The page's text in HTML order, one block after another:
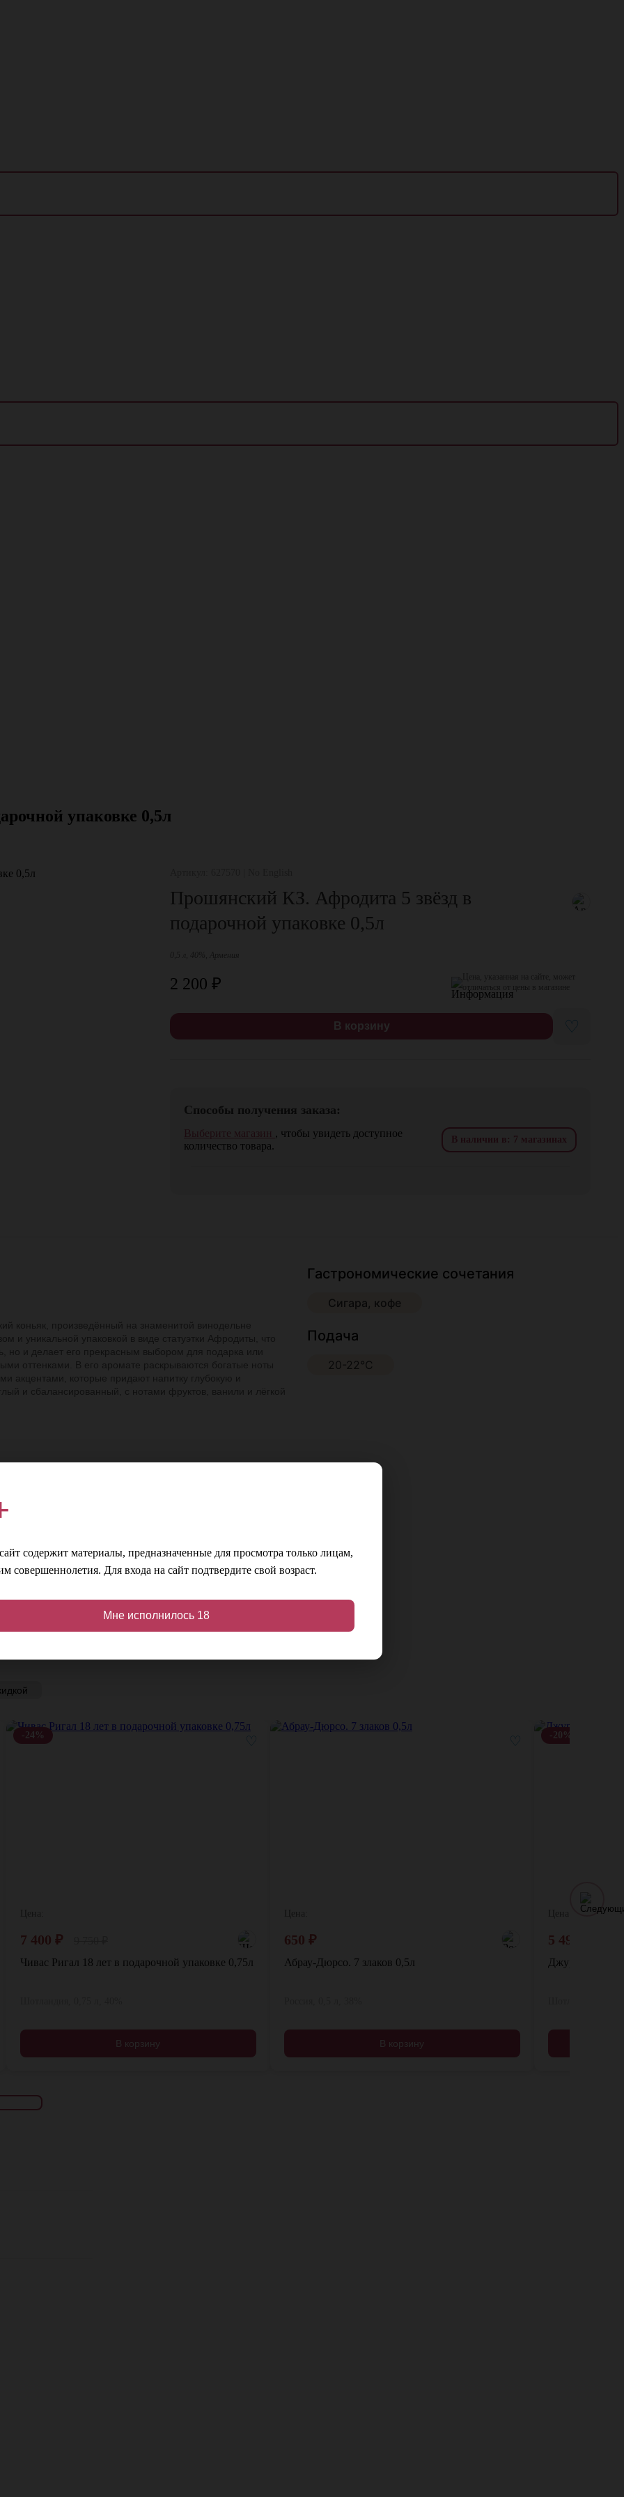
упаковке 0,5л
Прошянский КЗ. Афродита 5 звёзд в
подарочной упаковке 0,5л
2 200 ₽
В корзину ♡
Способы получения заказа:
Выберите магазин , чтобы увидеть доступное
количество товара.
В наличии в: 7 магазинах
Регион
Цвет Янтарный
Гастрономические сочетания
Сигара, кофе
Подача
20-22°С
-24%
7 400 ₽
Чивас Ригал 18 лет в подарочной упаковке 0,75л
В корзину
650 ₽
Абрау-Дюрсо. 7 злаков 0,5л
В корзину
-20%
5 490
Джура Эйдж 12
содержит материалы, предназначенные для просмотра только лицам,
совершеннолетия. Для входа на сайт подтвердите свой возраст.
Мне исполнилось 18